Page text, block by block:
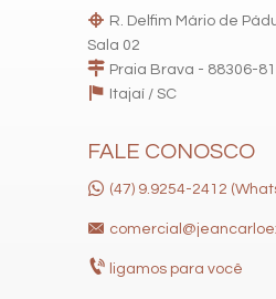
R. Delfim Mário de
Sala 02
Praia Brava - 88306-
Itajaí / SC
FALE CONOSCO
(47) 9.9254-2412
ligamos para você